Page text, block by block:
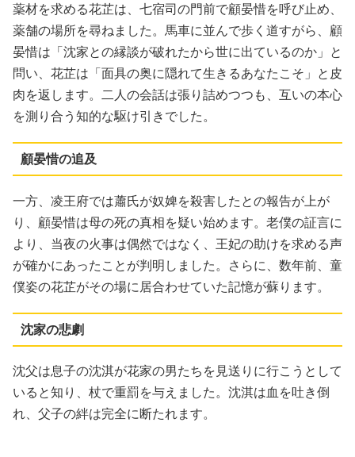
薬材を求める花芷は、七宿司の門前で顧晏惜を呼び止め、
薬舗の場所を尋ねました。馬車に並んで歩く道すがら、顧
晏惜は「沈家との縁談が破れたから世に出ているのか」と
問い、花芷は「面具の奥に隠れて生きるあなたこそ」と皮
肉を返します。二人の会話は張り詰めつつも、互いの本心
を測り合う知的な駆け引きでした。
顧晏惜の追及
一方、凌王府では蕭氏が奴婢を殺害したとの報告が上が
り、顧晏惜は母の死の真相を疑い始めます。老僕の証言に
より、当夜の火事は偶然ではなく、王妃の助けを求める声
が確かにあったことが判明しました。さらに、数年前、童
僕姿の花芷がその場に居合わせていた記憶が蘇ります。
沈家の悲劇
沈父は息子の沈淇が花家の男たちを見送りに行こうとして
いると知り、杖で重罰を与えました。沈淇は血を吐き倒
れ、父子の絆は完全に断たれます。